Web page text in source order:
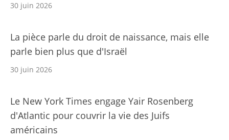
30 juin 2026
La pièce parle du droit de naissance, mais elle
parle bien plus que d'Israël
30 juin 2026
Le New York Times engage Yair Rosenberg
d'Atlantic pour couvrir la vie des Juifs
américains